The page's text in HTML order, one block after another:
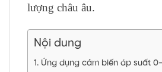
lượng châu âu.
Nội dung
Ứng dụng cảm biến áp suất